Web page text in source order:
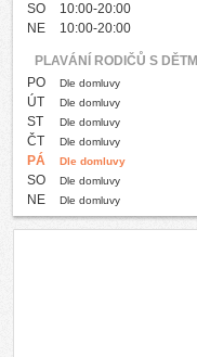
SO
10:00-20:00
NE
10:00-20:00
PLAVÁNÍ RODIČŮ S DĚTMI
PO
Dle domluvy
ÚT Dle domluvy
ST Dle domluvy
ČT Dle domluvy
PÁ Dle domluvy
SO Dle domluvy
NE Dle domluvy